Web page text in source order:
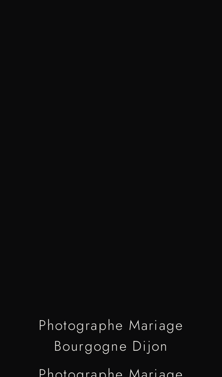
Photographe Mariage
Bourgogne Dijon